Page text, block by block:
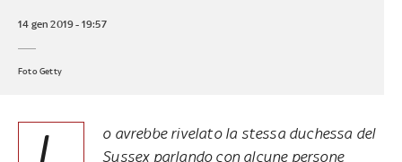
14 gen 2019 - 19:57
Foto Getty
o avrebbe rivelato la stessa duchessa del
Sussex parlando con alcune persone